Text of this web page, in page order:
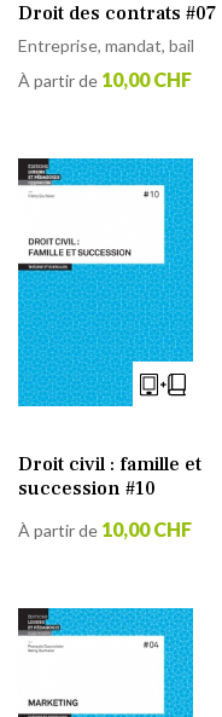
Droit des contrats #07
Entreprise, mandat, bail
À partir de 10,00 CHF
Droit civil : famille et
succession #10
À partir de 10,00 CHF